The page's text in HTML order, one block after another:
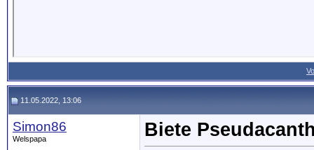
11.05.2022, 13:06
Simon86
Welspapa Biete